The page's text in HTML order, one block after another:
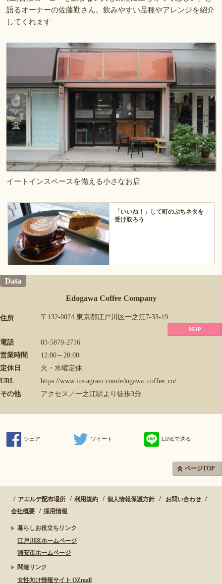
語るオーナーの佐藤勤さん。飲みやすい品種やアレンジを紹介
してくれます
イートインスペースを備える小さなお店
「いいね！」して町のぷちネタを
受け取ろう
Data
Edogawa Coffee Company
住所 〒132-0024 東京都江戸川区一之江7-33-19
MAP
電話
03-5879-2716
営業時間
12:00～20:00
定休日
火・水曜定休
URL
https://www.instagram.com/edogawa_coffee_co/
その他
アクセス／一之江駅より徒歩3分
シェア ツイート LINEで送る
ページTOP
アエルデ配布場所 利用規約 個人情報保護方針
お問い合わせ
会社概要
採用情報
暮らしお役立ちリンク
江戸川区ホームページ
浦安市ホームページ
関連リンク
女性向け情報サイト OZmall